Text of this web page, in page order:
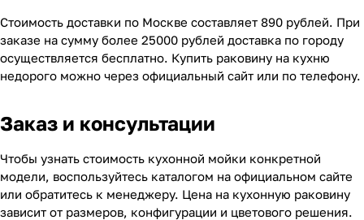
Стоимость доставки по Москве составляет 890 рублей. При
заказе на сумму более 25000 рублей доставка по городу
осуществляется бесплатно. Купить раковину на кухню
недорого можно через официальный сайт или по телефону.
Заказ и консультации
Чтобы узнать стоимость кухонной мойки конкретной
модели, воспользуйтесь каталогом на официальном сайте
или обратитесь к менеджеру. Цена на кухонную раковину
зависит от размеров, конфигурации и цветового решения.